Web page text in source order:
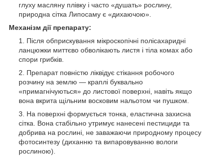
глуху масляну плівку і часто «душать» рослину,
природна сітка Липосаму є «дихаючою».
Механізм дії препарату:
Після обприскування мікроскопічні полісахаридні
ланцюжки миттєво обволікають листя і тіла комах або
спори грибків.
Препарат повністю ліквідує стікання робочого
розчину на землю — краплі буквально
«примагнічуються» до листової поверхні, навіть якщо
вона вкрита щільним восковим нальотом чи пушком.
На поверхні формується тонка, еластична захисна
сітка. Вона стабільно утримує нанесені пестициди та
добрива на рослині, не заважаючи природному процесу
фотосинтезу (диханню та випаровуванню вологи
рослиною).